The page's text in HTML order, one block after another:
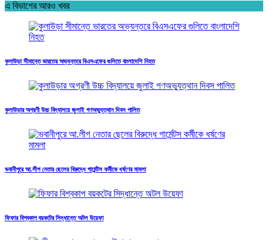
এ বিভাগের আরও খবর
কুলাউড়া সীমান্তে ভারতের অভ্যন্তরে বিএসএফের গুলিতে বাংলাদেশি নিহত
কুলাউড়ার অগ্রণী উচ্চ বিদ্যালয়ে জুলাই গণঅভ্যুত্থান দিবস পালিত
ভবানীপুরে আ.লীগ নেতার ছেলের বিরুদ্ধে গার্মেন্টস কর্মীকে ধর্ষণের মামলা
ফিফার বিশ্বকাপ বয়কটের সিদ্ধান্তে অটল উয়েফা